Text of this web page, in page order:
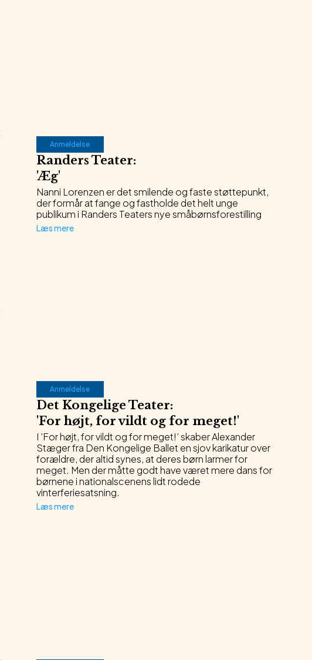
Anmeldelse
Randers Teater:
'Æg'
Nanni Lorenzen er det smilende og faste støttepunkt,
der formår at fange og fastholde det helt unge
publikum i Randers Teaters nye småbørnsforestilling
Læs mere
Anmeldelse
Det Kongelige Teater:
'For højt, for vildt og for meget!'
I ’For højt, for vildt og for meget!’ skaber Alexander
Stæger fra Den Kongelige Ballet en sjov karikatur over
forældre, der altid synes, at deres børn larmer for
meget. Men der måtte godt have været mere dans for
børnene i nationalscenens lidt rodede
vinterferiesatsning.
Læs mere